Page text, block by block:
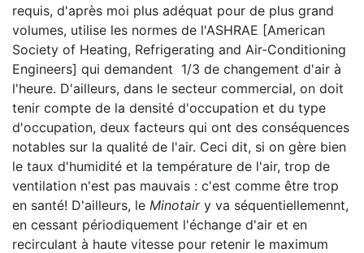
requis, d'après moi plus adéquat pour de plus grand
volumes, utilise les normes de l'ASHRAE [American
Society of Heating, Refrigerating and Air-Conditioning
Engineers] qui demandent 1/3 de changement d'air à
l'heure. D'ailleurs, dans le secteur commercial, on doit
tenir compte de la densité d'occupation et du type
d'occupation, deux facteurs qui ont des conséquences
notables sur la qualité de l'air. Ceci dit, si on gère bien
le taux d'humidité et la température de l'air, trop de
ventilation n'est pas mauvais : c'est comme être trop
en santé! D'ailleurs, le Minotairy va séquentiellemennt,
en cessant périodiquement l'échange d'air et en
recirculant à haute vitesse pour retenir le maximum